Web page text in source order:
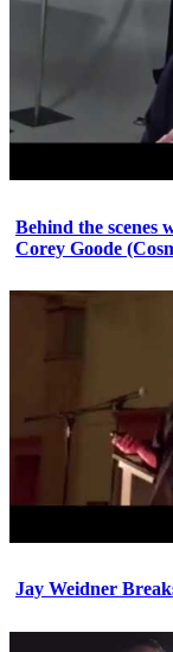
Behind the scenes
Corey Goode
Jay Weidner